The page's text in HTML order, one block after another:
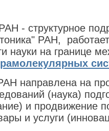
- структурное
РАН,
науки на границе
направлена на
(наука)
и продвижение
и услуги